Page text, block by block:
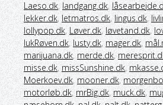
Laeso.dk, landgang.dk,
lekker.dk, letmatros.dk, lingus.dk,
lollypop.dk, Løver.dk, løvetand.dk,
lukRøven.dk, lusty.dk, mager.dk,
marijuana.dk, merde.dk,
misse.dk, missSunshine.dk,
Moerkoev.dk, mooner.dk,
motorløb.dk, mrBig.dk, muck.dk,